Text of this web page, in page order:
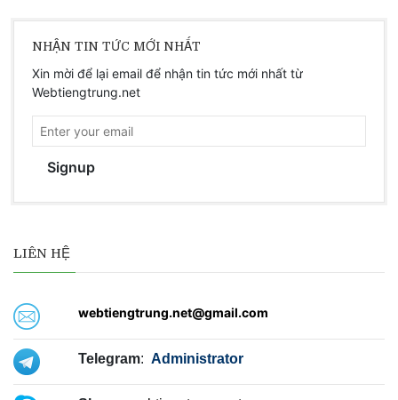
NHẬN TIN TỨC MỚI NHẤT
Xin mời để lại email để nhận tin tức mới nhất từ
Webtiengtrung.net
Signup
LIÊN HỆ
webtiengtrung.net@gmail.com
Telegram: Administrator